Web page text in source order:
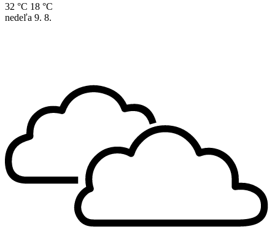
32 °C 18 °C
nedeľa 9. 8.